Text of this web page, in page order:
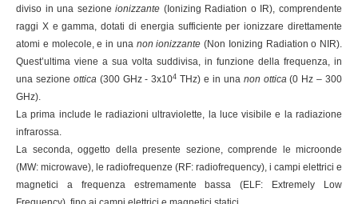
diviso in una sezioneionizzante (Ionizing Radiation o IR), comprendente
raggi X e gamma, dotati di energia sufficiente per ionizzare direttamente
atomi e molecole, e in una non ionizzante (Non Ionizing Radiation o NIR).
Quest’ultima viene a sua volta suddivisa, in funzione della frequenza, in
una sezione ottica (300 GHz - 3x104 THz) e in una non ottica(0 Hz – 300
GHz).
La prima include le radiazioni ultraviolette, la luce visibile e la radiazione
infrarossa.
La seconda, oggetto della presente sezione, comprende le microonde
(MW: microwave), le radiofrequenze (RF: radiofrequency), i campi elettrici e
magnetici a frequenza estremamente bassa (ELF: Extremely Low